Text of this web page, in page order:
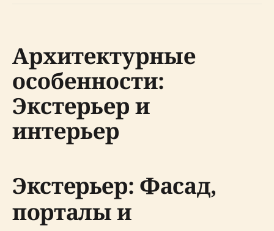
Архитектурные
особенности:
Экстерьер и
интерьер
Экстерьер: Фасад,
порталы и